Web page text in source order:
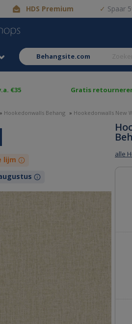
HDS Premium Spaar
behangsite.com
€35 Gratis
» Hookedonwalls Behang » Hookedonwalls New
alle
lijm